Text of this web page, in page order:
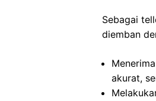
Sebagai
diemban
akurat,